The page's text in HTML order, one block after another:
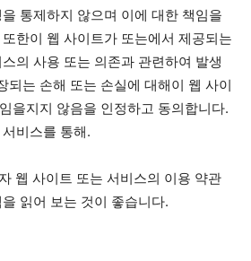
통제하지 않으며 이에 대한 책임을
한이 웹 사이트가 또는에서 제공되는
의 사용 또는 의존과 관련하여 발생
되는 손해 또는 손실에 대해이 웹 사이
을지지 않음을 인정하고 동의합니다.
비스를 통해.
웹 사이트 또는 서비스의 이용 약관
읽어 보는 것이 좋습니다.